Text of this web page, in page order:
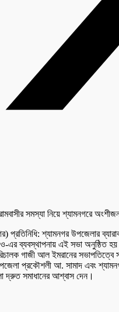
প্রতিনিধি: শ্যামনগর উপজেলার
এর ব্যবস্থাপনায় এই সভা অনুষ্ঠিত
গাজী আল ইমরানের
প্রকৌশলী আ. সামাদ এবং
দ্রুত সমাধানের আশ্বাস দেন।